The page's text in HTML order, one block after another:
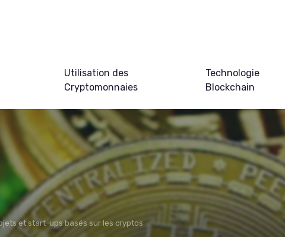
Utilisation des
Cryptomonnaies
Technologie
Blockchain
et start-ups basés sur les cryptos